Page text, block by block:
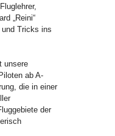
„Reini“
Tricks ins
unsere
ab A-
die in einer
der